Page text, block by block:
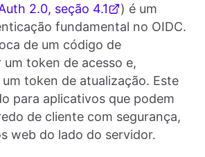
2.0, seção 4.1
) é um
fundamental no OIDC.
de um código de
token de acesso e,
token de atualização. Este
para aplicativos que podem
de cliente com segurança,
web do lado do servidor.